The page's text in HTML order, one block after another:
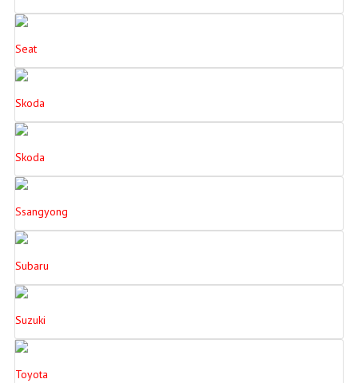
Seat
Skoda
Skoda
Ssangyong
Subaru
Suzuki
Toyota